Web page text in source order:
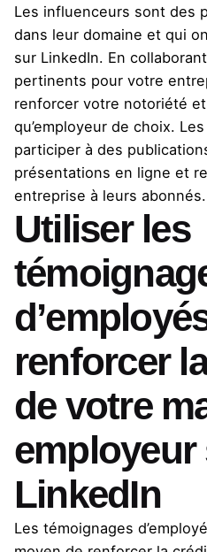
Les influenceurs sont des
dans leur domaine et qui
sur LinkedIn. En
pertinents pour votre
renforcer votre notoriété
qu’employeur de choix.
participer à des
présentations en ligne et
entreprise à leurs abonnés.
Utiliser les
renforcer
de votre
employeur
LinkedIn
Les témoignages